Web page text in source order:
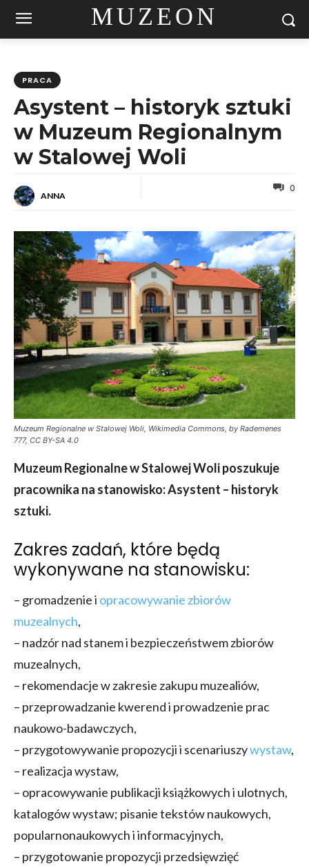
MUZEON
PRACA
Asystent – historyk sztuki
w Muzeum Regionalnym
w Stalowej Woli
ANNA
0
Muzeum Regionalne w Stalowej Woli, Wikimedia Commons, by Rademenes
777, CC BY-SA 4.0
Muzeum Regionalne w Stalowej Woliposzukuje
pracownika na stanowisko: Asystent – historyk
sztuki.
Zakres zadań, które będą
wykonywane na stanowisku:
– gromadzenie i opracowywanie zbiorów
muzealnych,
– nadzór nad stanem i bezpieczeństwem zbiorów
muzealnych,
– rekomendacje w zakresie zakupu muzealiów,
– przeprowadzanie kwerend i prowadzenie prac
naukowo-badawczych,
– przygotowywanie propozycji i scenariuszywystaw,
– realizacja wystaw,
– opracowywanie publikacji książkowych i ulotnych,
katalogów wystaw; pisanie tekstów naukowych,
popularnonaukowych i informacyjnych,
– przygotowanie propozycji przedsięwzięć